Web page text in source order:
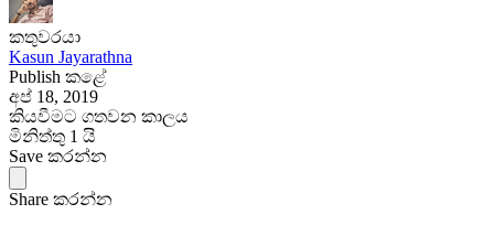
කතුවරයා
Kasun Jayarathna
Publish කළේ
අප් 18, 2019
කියවීමට ගතවන කාලය
මිනිත්තු 1 යි
Save කරන්න
Share කරන්න